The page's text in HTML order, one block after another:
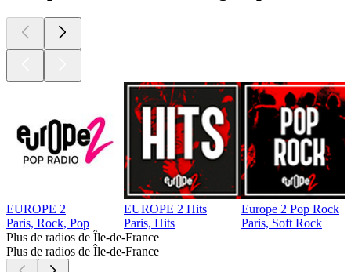
EUROPE 2
Paris, Rock, Pop
EUROPE 2 Hits
Paris, Hits
Europe 2 Pop Rock
Paris, Soft Rock
Plus de radios de Île-de-France
Plus de radios de Île-de-France